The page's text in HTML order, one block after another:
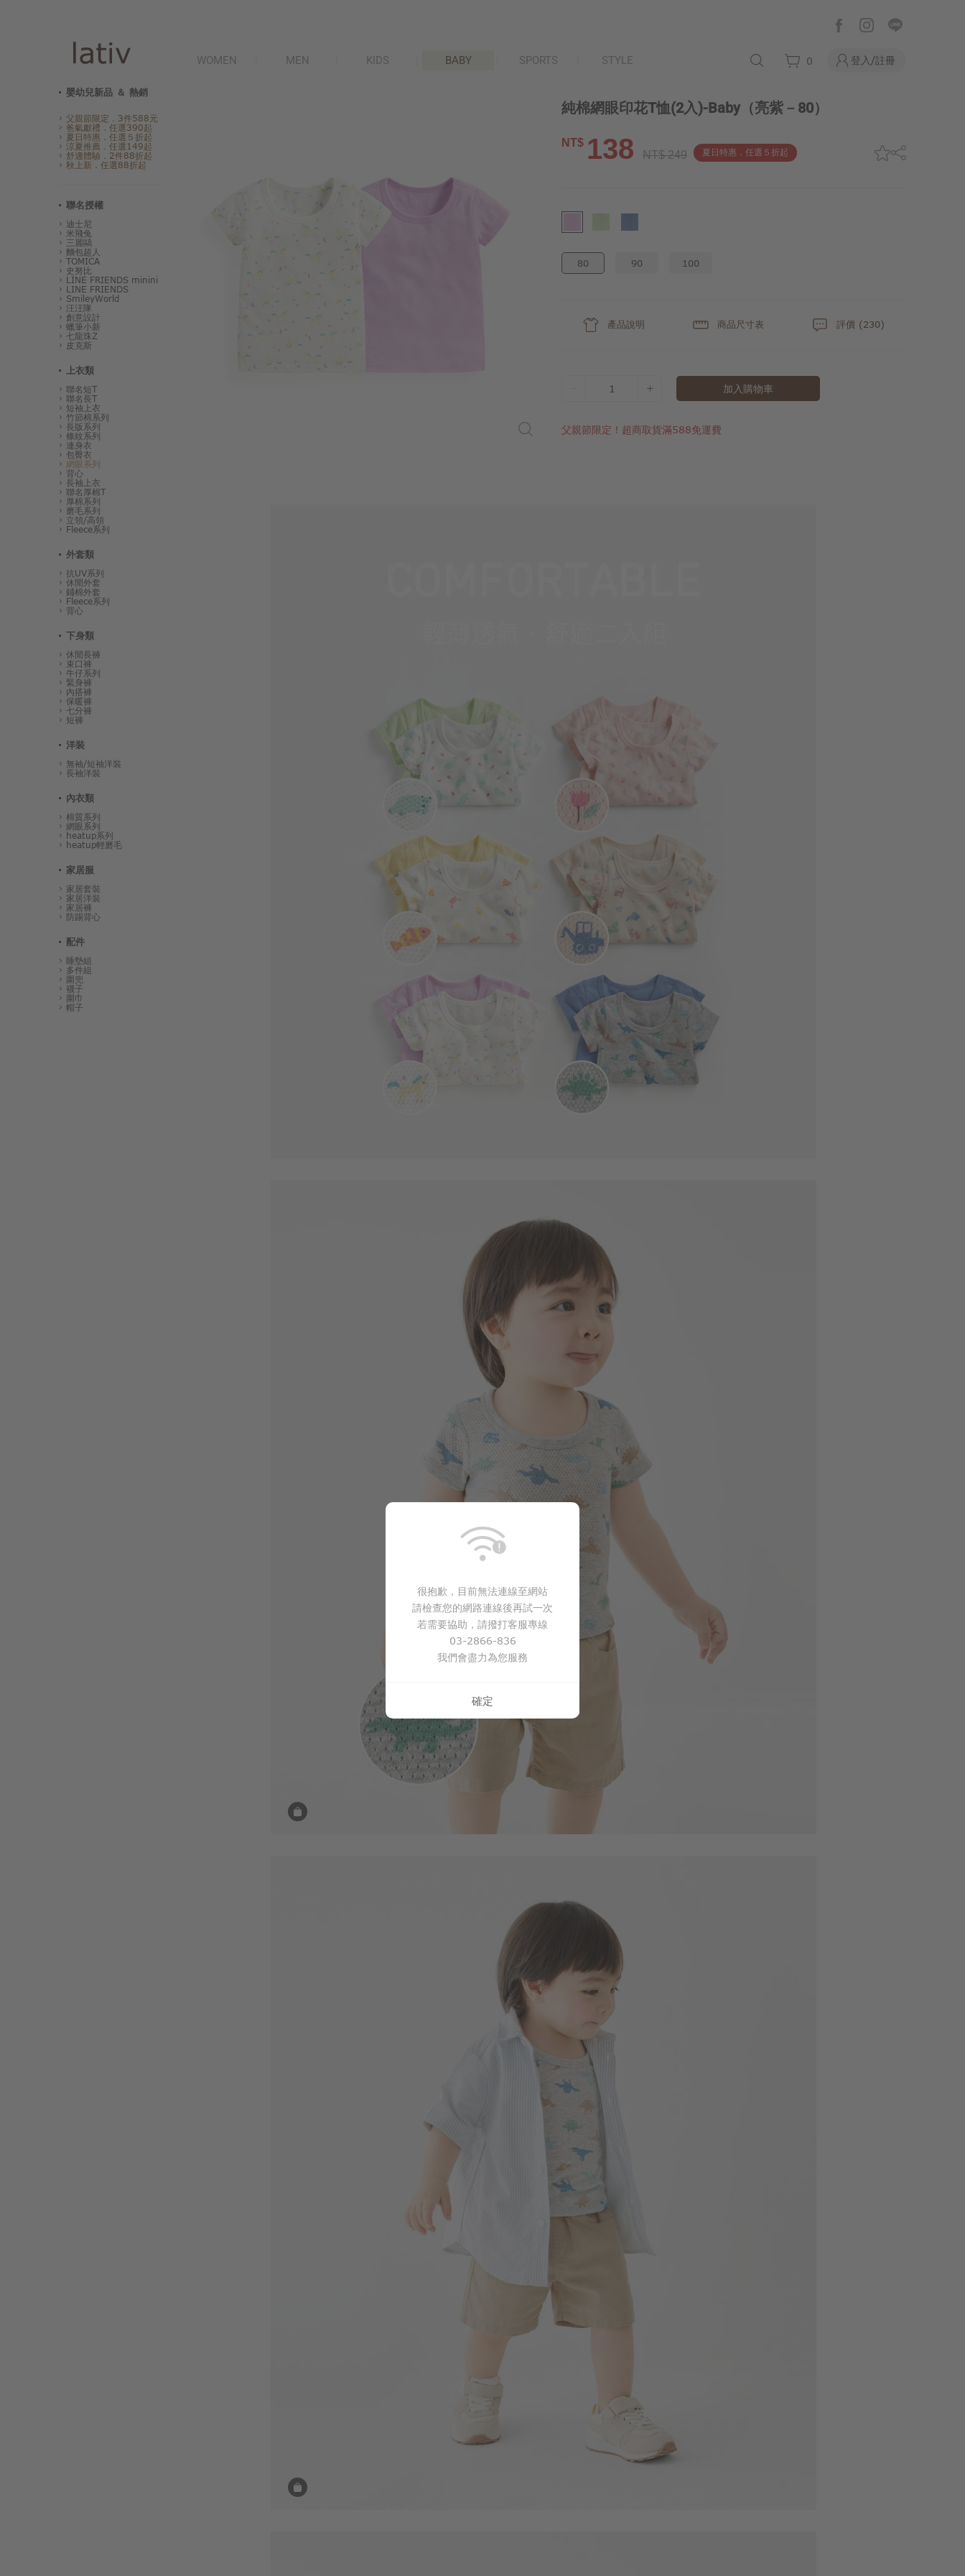
WOMEN MEN KIDS BABY SPORTS STYLE 0 登入/註冊
嬰幼兒新品 ＆ 熱銷
父親節限定．3件588元
爸氣獻禮．任選390起
夏日特惠．任選５折起
涼夏推薦．任選149起
舒適體驗．2件88折起
秋上新．任選88折起
聯名授權
迪士尼
米飛兔
三麗鷗
麵包超人
TOMICA
史努比
LINE FRIENDS minini
LINE FRIENDS
SmileyWorld
汪汪隊
創意設計
蠟筆小新
七龍珠Z
皮克斯
上衣類
聯名短T
聯名長T
短袖上衣
竹節棉系列
長版系列
條紋系列
連身衣
包臀衣
網眼系列
背心
長袖上衣
聯名厚棉T
厚棉系列
磨毛系列
立領/高領
Fleece系列
外套類
抗UV系列
休閒外套
鋪棉外套
Fleece系列
背心
下身類
休閒長褲
束口褲
牛仔系列
緊身褲
內搭褲
保暖褲
七分褲
短褲
洋裝
無袖/短袖洋裝
長袖洋裝
內衣類
棉質系列
網眼系列
heatup系列
heatup輕磨毛
家居服
家居套裝
家居洋裝
家居褲
防踢背心
配件
睡墊組
多件組
圍兜
襪子
圍巾
帽子
純棉網眼印花T恤(2入)-Baby （亮紫－80）
NT$ 138 NT$ 249 夏日特惠．任選５折起
80 90 100
產品說明 商品尺寸表 評價 (230)
1 加入購物車
父親節限定！超商取貨滿588免運費
138 $ 249
$ 299
很抱歉，目前無法連線至網站
請檢查您的網路連線後再試一次
若需要協助，請撥打客服專線
03-2866-836
我們會盡力為您服務
確定